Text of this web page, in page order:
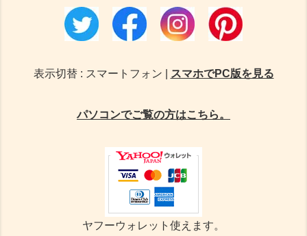
表示切替 : スマートフォン | スマホでPC版を見る
パソコンでご覧の方はこちら。
ヤフーウォレット使えます。